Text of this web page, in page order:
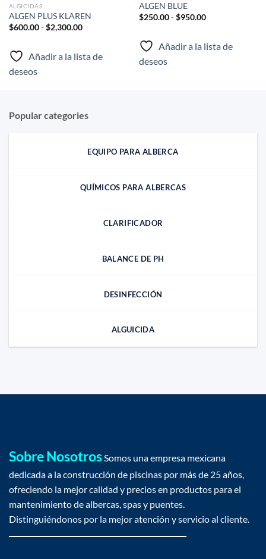
ALGICIDAS
ALGEN PLUS KLAREN
$600.00 - $2,300.00Rango
$600.00
Añadir a la lista de
deseos
ALGEN BLUE
$250.00 - $950.00Rango
$250.00
Añadir a la lista de
deseos
Popular categories
EQUIPO PARA ALBERCA
QUÍMICOS PARA ALBERCAS
CLARIFICADOR
BALANCE DE PH
DESINFECCIÓN
ALGUICIDA
Sobre NosotrosSomos una empresa mexicana
dedicada a la construcción de piscinas por más de 25 años,
ofreciendo la mejor calidad y precios en productos para el
mantenimiento de albercas, spas y puentes.
Distinguiéndonos por la mejor atención y servicio al cliente.